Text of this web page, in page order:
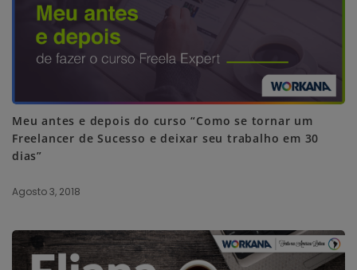
Meu antes e depois do curso “Como se tornar um
Freelancer de Sucesso e deixar seu trabalho em 30
dias”
Agosto 3, 2018